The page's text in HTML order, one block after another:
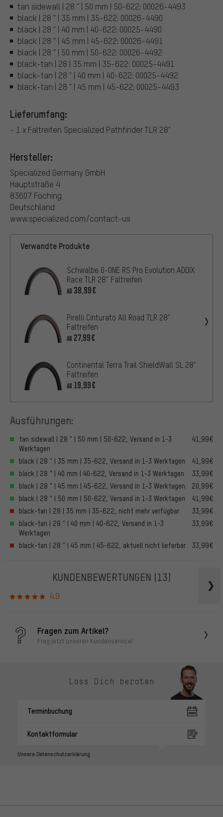
tan sidewall | 28 " | 50 mm | 50-622: 00026-4493
black | 28 " | 35 mm | 35-622: 00026-4490
black | 28 " | 40 mm | 40-622: 00025-4490
black | 28 " | 45 mm | 45-622: 00026-4491
black | 28 " | 50 mm | 50-622: 00026-4492
black-tan | 28 | 35 mm | 35-622: 00025-4491
black-tan | 28 " | 40 mm | 40-622: 00025-4492
black-tan | 28 " | 45 mm | 45-622: 00025-4493
Lieferumfang:
- 1 x Faltreifen Specialized Pathfinder TLR 28"
Hersteller:
Specialized Germany GmbH
Hauptstraße 4
83607 Föching
Deutschland
www.specialized.com/contact-us
Verwandte Produkte
Schwalbe G-ONE RS Pro Evolution ADDIX
Race TLR 28" Faltreifen
AB 38,99€
Pirelli Cinturato All Road TLR 28"
Faltreifen
AB 27,99€
Continental Terra Trail ShieldWall SL 28"
Faltreifen
AB 19,99€
Ausführungen:
tan sidewall | 28 " | 50 mm | 50-622, Versand in 1-3
Werktagen
41,99€
black | 28 " | 35 mm | 35-622, Versand in 1-3 Werktagen
41,99€
black | 28 " | 40 mm | 40-622, Versand in 1-3 Werktagen
33,99€
black | 28 " | 45 mm | 45-622, Versand in 1-3 Werktagen
20,99€
black | 28 " | 50 mm | 50-622, Versand in 1-3 Werktagen
41,99€
black-tan | 28 | 35 mm | 35-622, nicht mehr verfügbar
33,99€
black-tan | 28 " | 40 mm | 40-622, Versand in 1-3
Werktagen
33,99€
black-tan | 28 " | 45 mm | 45-622, aktuell nicht lieferbar 33,99€
KUNDENBEWERTUNGEN (13)
4.9
Fragen zum Artikel?
Frag jetzt unseren Kundenservice!
Lass Dich beraten
Terminbuchung
Kontaktformular
Unsere Datenschutzerklärung